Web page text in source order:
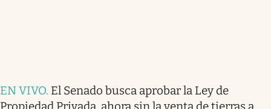
EN VIVO. El Senado busca aprobar la Ley de